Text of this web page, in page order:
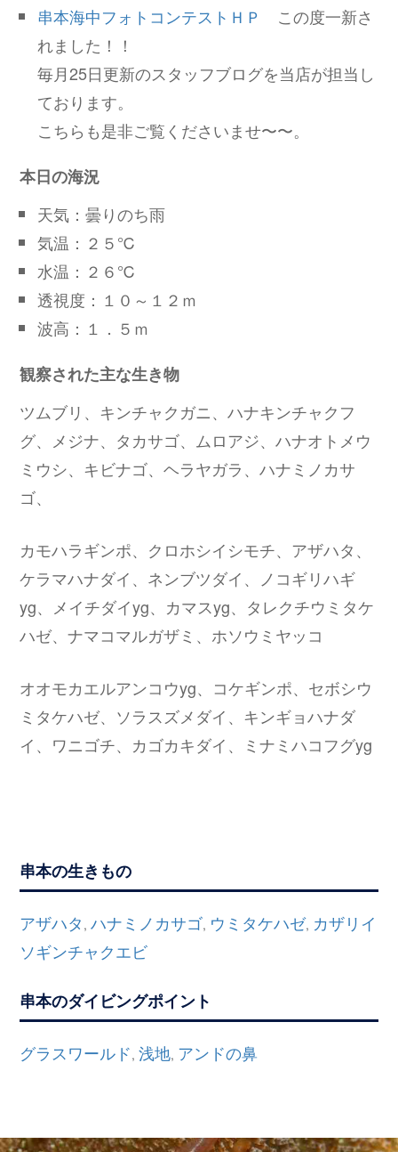
串本海中フォトコンテストＨＰ
この度一新さ
れました！！
毎月25日更新のスタッフブログを当店が担当し
ております。
こちらも是非ご覧くださいませ〜〜。
本日の海況
天気：曇りのち雨
気温：２５℃
水温：２６℃
透視度：１０～１２ｍ
波高：１．５ｍ
観察された主な生き物
ツムブリ、キンチャクガニ、ハナキンチャクフ
グ、メジナ、タカサゴ、ムロアジ、ハナオトメウ
ミウシ、キビナゴ、ヘラヤガラ、ハナミノカサ
ゴ、
カモハラギンポ、クロホシイシモチ、アザハタ、
ケラマハナダイ、ネンブツダイ、ノコギリハギ
yg、メイチダイyg、カマスyg、タレクチウミタケ
ハゼ、ナマコマルガザミ、ホソウミヤッコ
オオモカエルアンコウyg、コケギンポ、セボシウ
ミタケハゼ、ソラスズメダイ、キンギョハナダ
イ、ワニゴチ、カゴカキダイ、ミナミハコフグyg
串本の生きもの
アザハタ ,ハナミノカサゴ, ウミタケハゼ, カザリイ
ソギンチャクエビ
串本のダイビングポイント
グラスワールド,浅地, アンドの鼻